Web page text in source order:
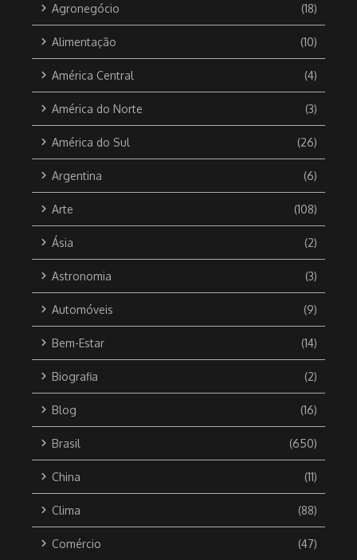
Agronegócio (18)
Alimentação (10)
América Central (4)
América do Norte (3)
América do Sul (26)
Argentina (6)
Arte (108)
Ásia (2)
Astronomia (3)
Automóveis (9)
Bem-Estar (14)
Biografia (2)
Blog (16)
Brasil (650)
China (11)
Clima (88)
Comércio (47)